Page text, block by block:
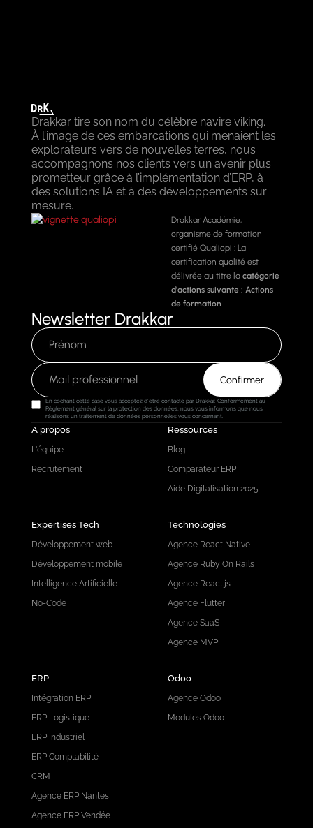
Drakkar tire son nom du célèbre navire viking.
À l’image de ces embarcations qui menaient les
explorateurs vers de nouvelles terres, nous
accompagnons nos clients vers un avenir plus
prometteur grâce à l’implémentation d’ERP, à
des solutions IA et à des développements sur
mesure.
Drakkar Académie,
organisme de formation
certifié Qualiopi : La
certification qualité est
délivrée au titre la catégorie
d'actions suivante : Actions
de formation
Newsletter Drakkar
En cochant cette case vous acceptez d'être contacté par Drakkar. Conformément au
Règlement général sur la protection des données, nous vous informons que nous
réalisons un traitement de données personnelles vous concernant.
A propos
L'équipe
Recrutement
Ressources
Blog
Comparateur ERP
Aide Digitalisation 2025
Expertises Tech
Développement web
Développement mobile
Intelligence Artificielle
No-Code
Technologies
Agence React Native
Agence Ruby On Rails
Agence React.js
Agence Flutter
Agence SaaS
Agence MVP
ERP
Intégration ERP
ERP Logistique
ERP Industriel
ERP Comptabilité
CRM
Agence ERP Nantes
Agence ERP Vendée
Odoo
Agence Odoo
Modules Odoo